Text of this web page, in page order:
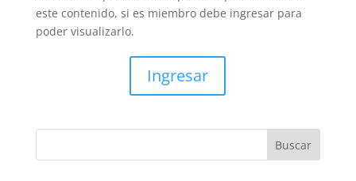
este contenido, si es miembro debe ingresar para
poder visualizarlo.
Ingresar